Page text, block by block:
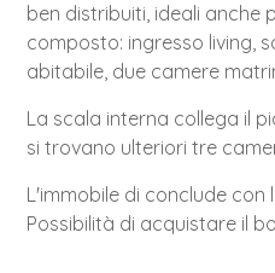
ben distribuiti, ideali anche
composto: ingresso living,
abitabile, due camere
La scala interna collega il
si trovano ulteriori tre
L'immobile di conclude
Possibilità di acquistare il